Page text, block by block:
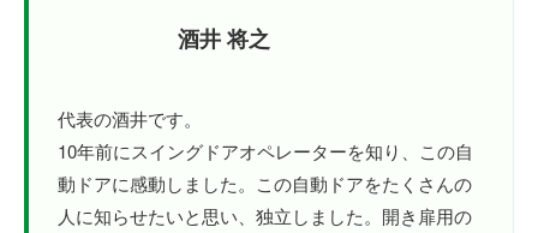
酒井 将之
代表の酒井です。
10年前にスイングドアオペレーターを知り、この自
動ドアに感動しました。この自動ドアをたくさんの
人に知らせたいと思い、独立しました。開き扉用の